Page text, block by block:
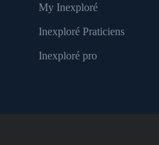
My Inexploré
Inexploré Praticiens
Inexploré pro